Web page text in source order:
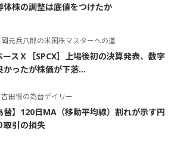
体株の調整は底値をつけたか
岡元兵八郎の米国株マスターへの道
ースＸ［SPCX］上場後初の決算発表、数字
かったが株価が下落...
吉田恒の為替デイリー
替】120日MA（移動平均線）割れが示す円
取引の損失